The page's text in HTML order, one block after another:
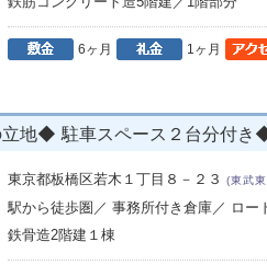
6ヶ月 1ヶ月
地◆ 駐車スペース２台分付き
東京都板橋区若木１丁目８－２３ (東武
駅から徒歩圏／ 事務所付き倉庫／ ロ
鉄骨造2階建１棟